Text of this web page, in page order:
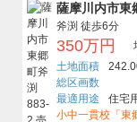
薩摩川内市東
斧渕 徒歩6分
350万円
土地面積
総区画数
最適用途
住宅
小中一貫校「東